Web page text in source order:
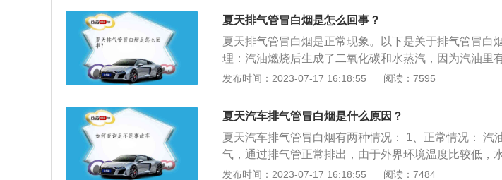
夏天排气管冒白烟是怎么回事？
夏天排气管冒白烟是正常现象。以下是关于排气管冒白
理：汽油燃烧后生成了二氧化碳和水蒸汽，因为汽油里
分，就会化合成二氧化碳和水蒸气，如果发动机密封状
排气管出水：随着排气管的温度越来越高，室外温度升
候，白烟就慢慢减少并且消失，大部分会在排气管里冷
开起来会从排气管流出水来。
发布时间：2023-07-17 16:18:55 阅读：7595
夏天汽车排气管冒白烟是什么原因？
夏天汽车排气管冒白烟有两种情况： 1、正常情况： 汽
气，通过排气管正常排出，由于外界环境温度比较低，
水滴，变化成肉眼能够看到的水蒸气。 2、存在故障：
发布时间：2023-07-17 16:18:55 阅读：7484